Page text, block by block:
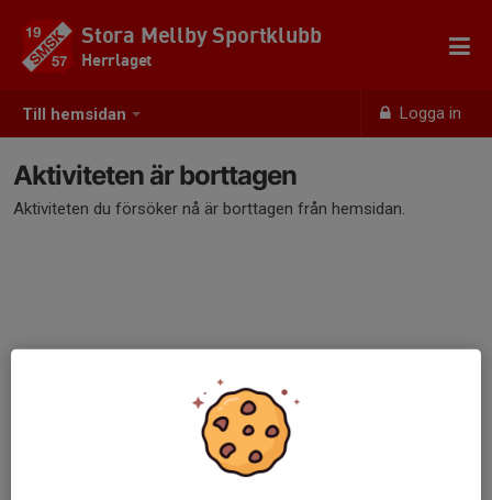
Till hemsidan Logga in
Stora Mellby Sportklubb
Herrlaget
Aktiviteten är borttagen
Aktiviteten du försöker nå är borttagen från hemsidan.